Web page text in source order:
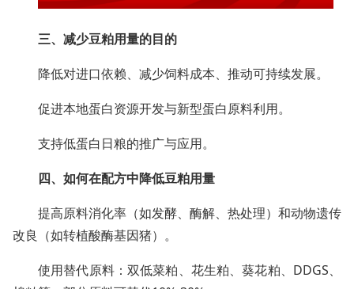
三、减少豆粕用量的目的
降低对进口依赖、减少饲料成本、推动可持续发展。
促进本地蛋白资源开发与新型蛋白原料利用。
支持低蛋白日粮的推广与应用。
四、如何在配方中降低豆粕用量
提高原料消化率（如发酵、酶解、热处理）和动物遗传
改良（如转植酸酶基因猪）。
使用替代原料：双低菜粕、花生粕、葵花粕、DDGS、